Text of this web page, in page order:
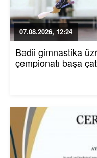
07.08.2026, 12:24
Bədii gimnastika
çempionatı başa